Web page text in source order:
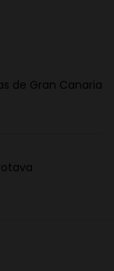
de Gran Canaria